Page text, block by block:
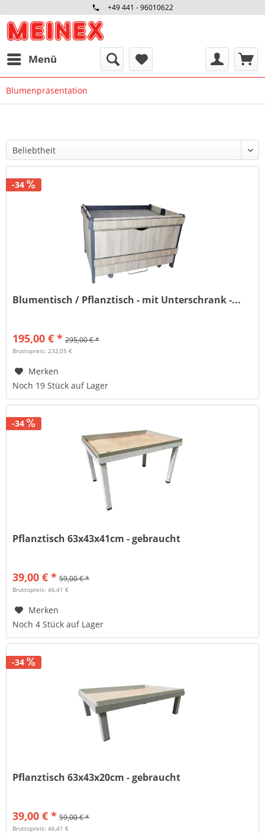
+49 441 - 96010622
Menü
Blumenpräsentation
-34
Blumentisch / Pflanztisch - mit Unterschrank -...
195,00 € * 295,00 € *
Bruttopreis: 232,05 €
Merken
Noch 19 Stück auf Lager
-34
Pflanztisch 63x43x41cm - gebraucht
39,00 € * 59,00 € *
Bruttopreis: 46,41 €
Merken
Noch 4 Stück auf Lager
-34
Pflanztisch 63x43x20cm - gebraucht
39,00 € * 59,00 € *
Bruttopreis: 46,41 €